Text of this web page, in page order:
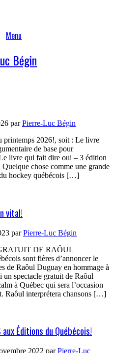
Menu
Bégin
parPierre-Luc Bégin
printemps 2026!, soit : Le livre
de base pour
livre qui fait dire oui – 3 édition
chose comme une grande
du hockey québécois […]
vital!
parPierre-Luc Bégin
DE RAÔUL
sont fières d’annoncer le
de Raôul Duguay en hommage à
un spectacle gratuit de Raôul
à Québec qui sera l’occasion
Raôul interprétera chansons […]
Éditions du Québécois!
2022 parPierre-Luc